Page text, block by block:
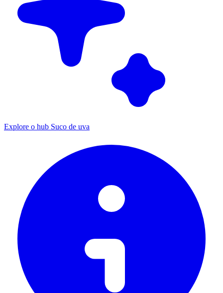
Explore o hub Suco de uva